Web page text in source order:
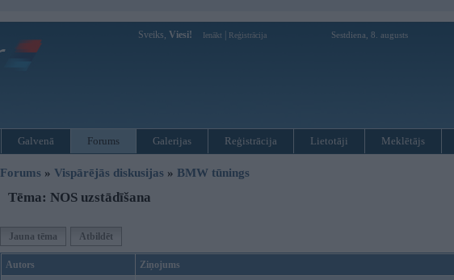
Sveiks, Viesi! Ienākt Reģistrācija Sestdiena, 8. augusts
Galvenā Forums Galerijas Reģistrācija Lietotāji Meklētājs
Forums » Vispārējās diskusijas » BMW tūnings
Tēma: NOS uzstādīšana
Jauna tēma Atbildēt
Autors Ziņojums